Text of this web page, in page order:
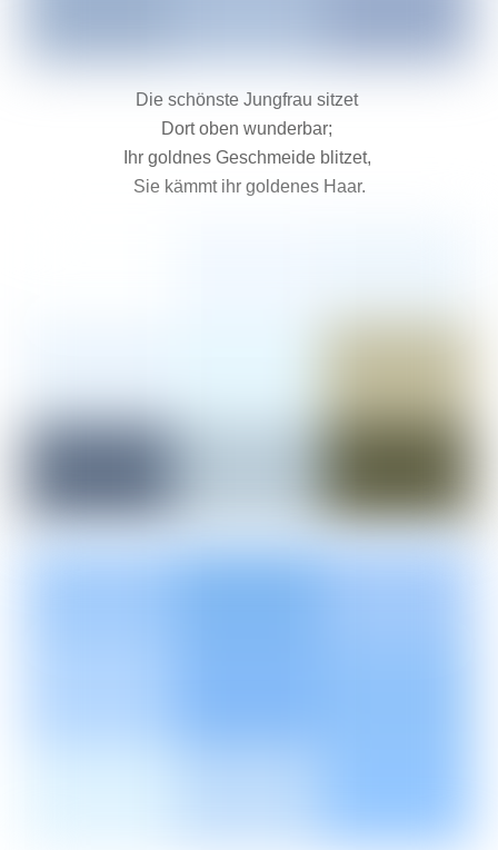
Die schönste Jungfrau sitzet
Dort oben wunderbar;
Ihr goldnes Geschmeide blitzet,
Sie kämmt ihr goldenes Haar.